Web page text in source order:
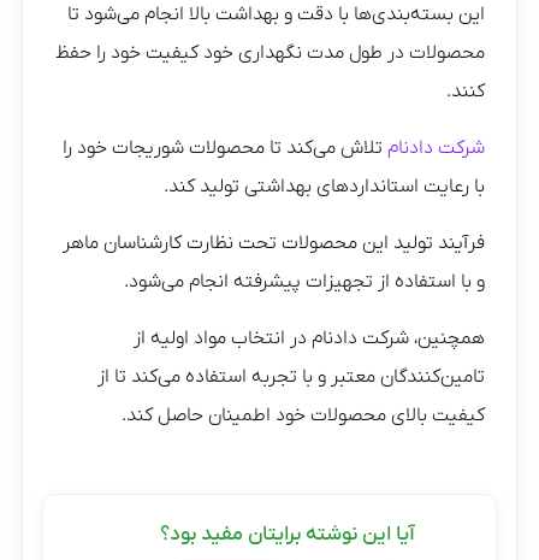
این بسته‌بندی‌ها با دقت و بهداشت بالا انجام می‌شود تا
محصولات در طول مدت نگهداری خود کیفیت خود را حفظ
کنند.
شرکت دادنام تلاش می‌کند تا محصولات شوریجات خود را
با رعایت استانداردهای بهداشتی تولید کند.
فرآیند تولید این محصولات تحت نظارت کارشناسان ماهر
و با استفاده از تجهیزات پیشرفته انجام می‌شود.
همچنین، شرکت دادنام در انتخاب مواد اولیه از
تامین‌کنندگان معتبر و با تجربه استفاده می‌کند تا از
کیفیت بالای محصولات خود اطمینان حاصل کند.
آیا این نوشته برایتان مفید بود؟